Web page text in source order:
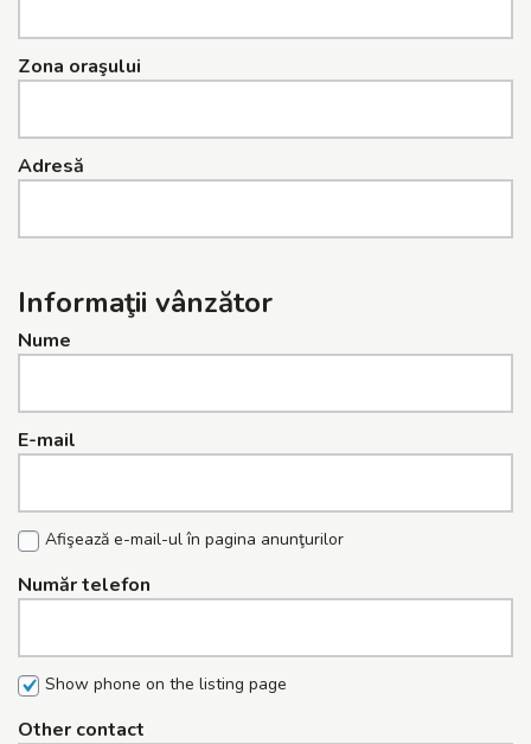
Zona oraşului
Adresă
Informaţii vânzător
Nume
E-mail
Afişează e-mail-ul în pagina anunţurilor
Număr telefon
Show phone on the listing page
Other contact